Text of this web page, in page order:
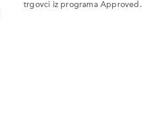
trgovci iz programa Approved.​​